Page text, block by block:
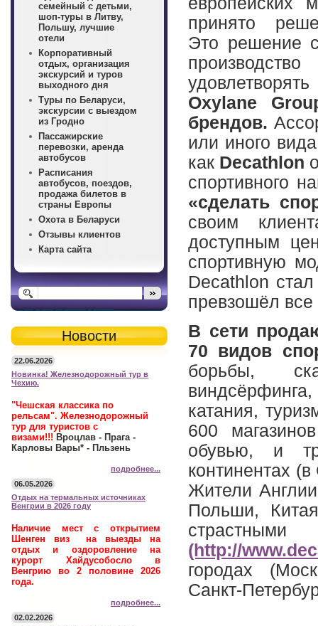
семейный с детьми,
шоп-туры в Литву,
Польшу, лучшие
отели
Корпоративный
отдых, организация
экскурсий и туров
выходного дня
Туры по Беларуси,
экскурсии с выездом
из Гродно
Пассажирские
перевозки, аренда
автобусов
Расписания
автобусов, поездов,
продажа билетов в
страны Европы
Охота в Беларуси
Отзывы клиентов
Карта сайта
Новости
22.06.2026
Новинка! Железнодорожный тур в
Чехию.
"Чешская классика по
рельсам". Железнодорожный
тур для туристов с
визами!!! Вроцлав - Прага -
Карловы Вары* - Пльзень
подробнее...
06.05.2026
Отдых на термальных источниках
Венгрии в 2026 году
Наличие мест с открытием
Шенген виз на выезды на
отдых и оздоровление на
курорт Хайдусобосло в
Венгрию во 2 половине 2026
года.
подробнее...
02.02.2026
принято
Это решение
Oxylane
брендов.
или иного
как Decathlon
спортивного
«сделать
своим
доступным
спортивную
Decathlon
превзошёл
В сети
70 видов
борьбы,
катания,
600
обувью, и
континентах
Жители
Польши,
(http://
городах
Санкт-